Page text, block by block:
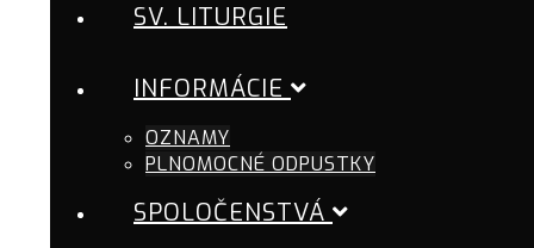
SV. LITURGIE
INFORMÁCIE
OZNAMY
PLNOMOCNÉ ODPUSTKY
SPOLOČENSTVÁ